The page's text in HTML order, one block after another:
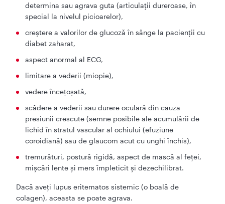
determina sau agrava guta (articulaţii dureroase, în
special la nivelul picioarelor),
creştere a valorilor de glucoză în sânge la pacienţii cu
diabet zaharat,
aspect anormal al ECG,
limitare a vederii (miopie),
vedere încețoșată,
scădere a vederii sau durere oculară din cauza
presiunii crescute (semne posibile ale acumulării de
lichid în stratul vascular al ochiului (efuziune
coroidiană) sau de glaucom acut cu unghi închis),
tremurături, postură rigidă, aspect de mască al feței,
mișcări lente și mers împleticit și dezechilibrat.
Dacă aveţi lupus eritematos sistemic (o boală de
colagen), aceasta se poate agrava.